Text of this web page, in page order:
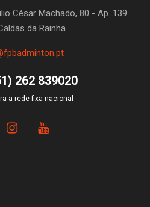
César Machado, 80 - Ap. 139
da Rainha
262 839020
a rede fixa nacional